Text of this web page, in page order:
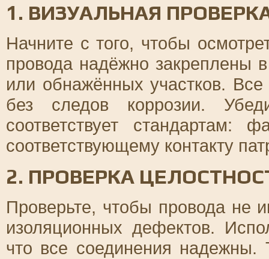
1. ВИЗУАЛЬНАЯ
Начните с того, чтобы
провода надёжно закреплены
или обнажённых участков.
без следов коррозии.
соответствует
соответствующему контакту
2. ПРОВЕРКА
Проверьте, чтобы провода не
изоляционных дефектов.
что все соединения надежны.